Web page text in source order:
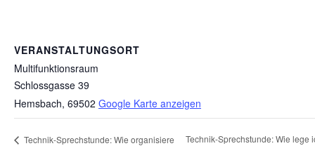
VERANSTALTUNGSORT
Multifunktionsraum
Schlossgasse 39
Hemsbach, 69502 Google Karte anzeigen
Technik-Sprechstunde: Wie organisiere
Technik-Sprechstunde: Wie lege